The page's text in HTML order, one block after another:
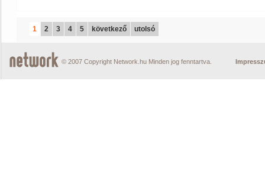
1 2 3 4 5 következő utolsó
© 2007 Copyright Network.hu Minden jog fenntartva.